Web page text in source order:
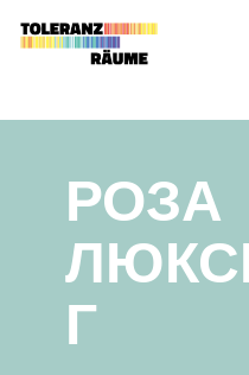
content
РОЗА
Г